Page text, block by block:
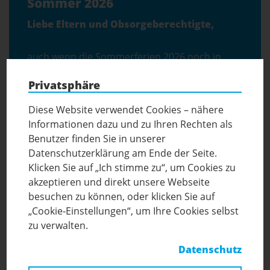
Liebe Eltern und Obsorgeberechtigte,
auch wenn die Sommerferien 2026 noch in
Zeitpunkt, um die Betreuung Ihres Kindes
Anmeldung unterstützen Sie unsere
Planungen. Ihre Rückmeldungen sind für uns
von großer Bedeutung, um ein gut
organisiertes, abwechslungsreiches und
verlässliches Betreuungsangebot für Juli und
August zu gestalten. So können wir unser Team
effizient einsetzen und spannende Ausflüge,
sowie vielfältige Aktivitäten bestmöglich
vorbereiten.
Hortstart in der Volksschule (VS)
Anmeldeformular für den VS-Hort
Anmeldeformular für den EMS-Hort
Privatsphäre
Diese Website verwendet Cookies – nähere
Informationen dazu und zu Ihren Rechten als
Benutzer finden Sie in unserer
Datenschutzerklärung am Ende der Seite.
Klicken Sie auf „Ich stimme zu“, um Cookies zu
akzeptieren und direkt unsere Webseite
besuchen zu können, oder klicken Sie auf
„Cookie-Einstellungen“, um Ihre Cookies selbst
zu verwalten.
Datenschutz